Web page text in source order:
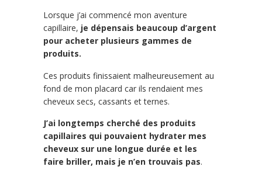
Lorsque j’ai commencé mon aventure
capillaire, je dépensais beaucoup d’argent
pour acheter plusieurs gammes de
produits.
Ces produits finissaient malheureusement au
fond de mon placard car ils rendaient mes
cheveux secs, cassants et ternes.
J’ai longtemps cherché des produits
capillaires qui pouvaient hydrater mes
cheveux sur une longue durée et les
faire briller, mais je n’en trouvais pas.